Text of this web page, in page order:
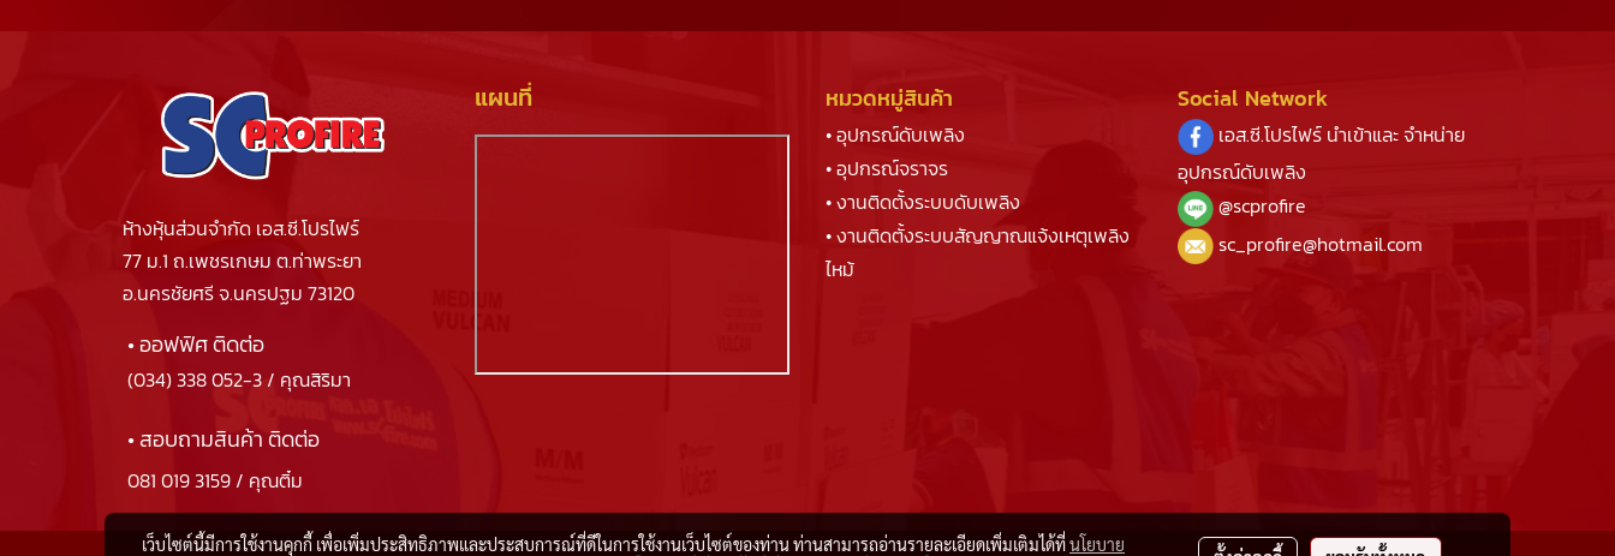
ห้างหุ้นส่วนจำกัด เอส.ซี.โปรไฟร์
77 ม.1 ถ.เพชรเกษม ต.ท่าพระยา
อ.นครชัยศรี จ.นครปฐม 73120
• ออฟฟิศ ติดต่อ
(034) 338 052-3/ คุณสิริมา
• สอบถามสินค้า ติดต่อ
081 019 3159 / คุณติ๋ม
แผนที่ หมวดหมู่สินค้า
• อุปกรณ์ดับเพลิง
• อุปกรณ์จราจร
• งานติดตั้งระบบดับเพลิง
• งานติดตั้งระบบสัญญาณแจ้งเหตุเพลิง
ไหม้
Social Network
เอส.ซี.โปรไฟร์ นำเข้าและ จำหน่าย
อุปกรณ์ดับเพลิง
@scprofire
sc_profire@hotmail.com
เว็บไซต์นี้มีการใช้งานคุกกี้ เพื่อเพิ่มประสิทธิภาพและประสบการณ์ที่ดีในการใช้งานเว็บไซต์ของท่าน ท่านสามารถอ่านรายละเอียดเพิ่มเติมได้ที่นโยบาย